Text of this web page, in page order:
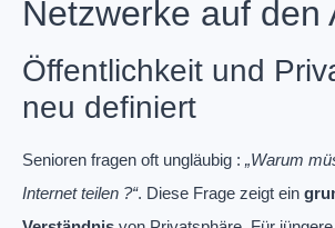
Netzwerke auf den
Öffentlichkeit und
neu definiert
Senioren fragen oft ungläubig : „Warum
Internet teilen ?“. Diese Frage zeigt ein